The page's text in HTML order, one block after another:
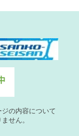
の内容について
せん。